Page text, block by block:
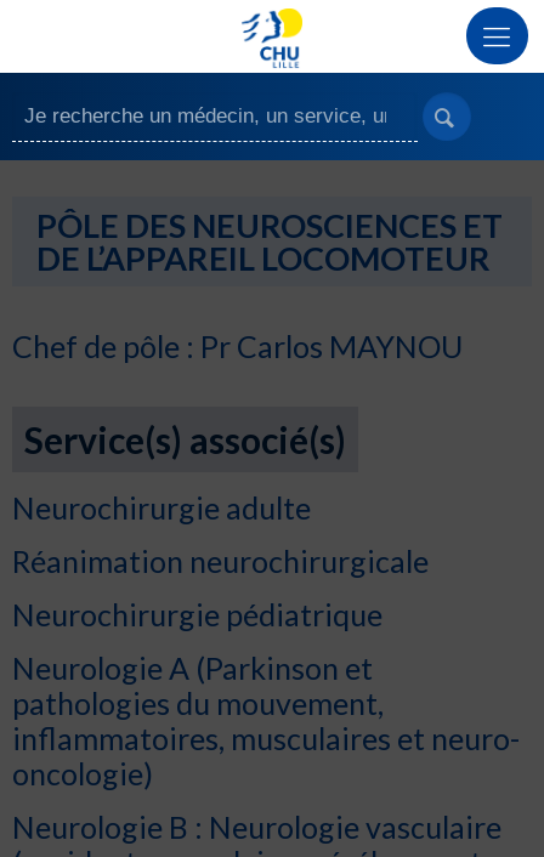
PÔLE DES NEUROSCIENCES ET
DE L’APPAREIL LOCOMOTEUR
Chef de pôle : Pr Carlos MAYNOU
Service(s) associé(s)
Neurochirurgie adulte
Réanimation neurochirurgicale
Neurochirurgie pédiatrique
Neurologie A (Parkinson et
pathologies du mouvement,
inflammatoires, musculaires et neuro-
oncologie)
Neurologie B : Neurologie vasculaire